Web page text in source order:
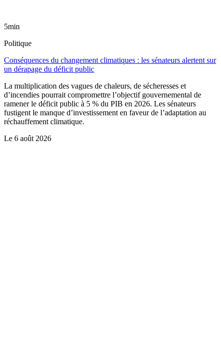
5min
Politique
Conséquences du changement climatiques : les sénateurs alertent sur
un dérapage du déficit public
La multiplication des vagues de chaleurs, de sécheresses et
d’incendies pourrait compromettre l’objectif gouvernemental de
ramener le déficit public à 5 % du PIB en 2026. Les sénateurs
fustigent le manque d’investissement en faveur de l’adaptation au
réchauffement climatique.
Le 6 août 2026